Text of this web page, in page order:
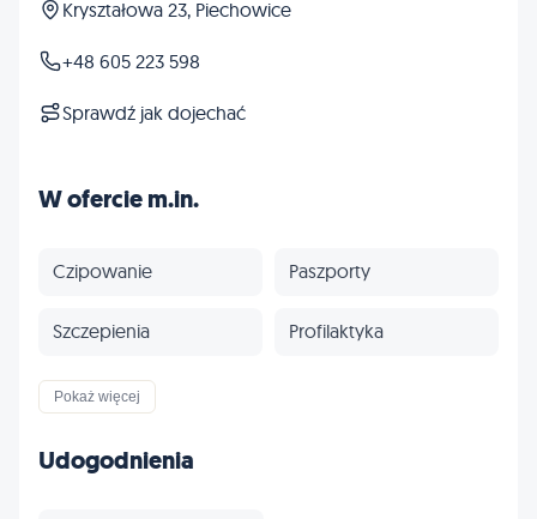
Kryształowa 23, Piechowice
+48 605 223 598
Sprawdź jak dojechać
W ofercie m.in.
Czipowanie Paszporty
Szczepienia Profilaktyka
Inne
Pokaż więcej
Udogodnienia